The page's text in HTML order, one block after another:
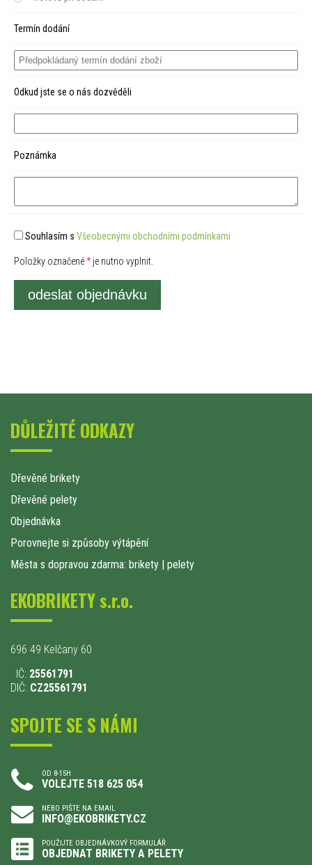
Termín dodání
Odkud jste se o nás dozvěděli
Poznámka
Souhlasím s Všeobecnými obchodními podmínkami
Položky označené*je nutno vyplnit.
odeslat objednávku
DŮLEŽITÉ ODKAZY
Dřevěné brikety
Dřevěné pelety
Objednávka
Porovnejte si způsoby výtápění
Města s dopravou zdarma: brikety | pelety
EKOBRIKETY s.r.o.
696 49 Kelčany 60
IČ: 25561791
DIČ: CZ25561791
SPOJTE SE S NÁMI
OD 8-15H
VOLEJTE 518 625 054
NEBO PIŠTE NA EMAIL
INFO@EKOBRIKETY.CZ
POUŽIJTE OBJEDNÁVKOVÝ FORMULÁŘ
OBJEDNAT BRIKETY A PELETY